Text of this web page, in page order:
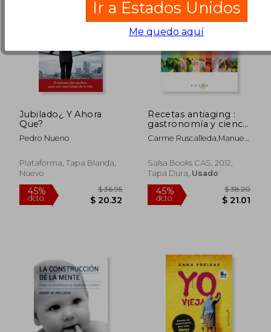
45% $ 47.41 45%
Jubilado¿ Y Ahora
Que?
Pedro Nueno
Plataforma, Tapa Blanda,
Nuevo
Recetas antiaging :
gastronomía y ciencia
(Paperback)
Carme Ruscalleda,Manuel
Balam Ruscalleda
Salsa Books CAS, 2012,
Tapa Dura, Usado
Ir a Estados Unidos
Me quedo aquí